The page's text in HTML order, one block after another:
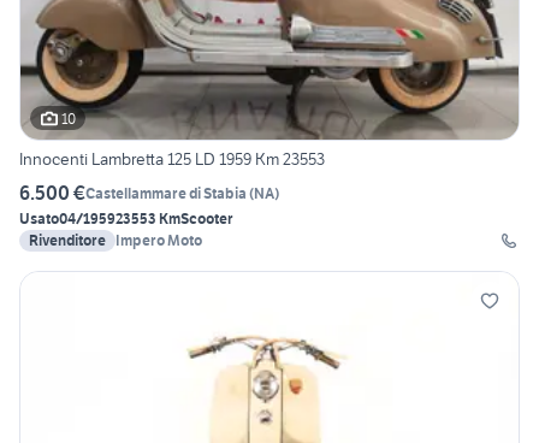
10
Innocenti Lambretta 125 LD 1959 Km 23553
6.500 €Castellammare di Stabia (NA)
Usato04/195923553 KmScooter
Rivenditore Impero Moto